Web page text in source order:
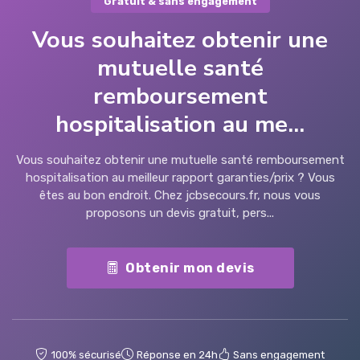
Vous souhaitez obtenir une
mutuelle santé
remboursement
hospitalisation au me...
Vous souhaitez obtenir une mutuelle santé remboursement
hospitalisation au meilleur rapport garanties/prix ? Vous
êtes au bon endroit. Chez jcbsecours.fr, nous vous
proposons un devis gratuit, pers...
Obtenir mon devis
100% sécurisé Réponse en 24h Sans engagement